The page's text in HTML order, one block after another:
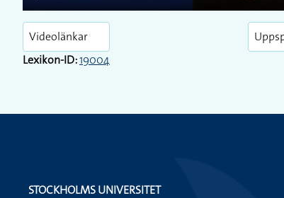
Play
Videolänkar
Lexikon-ID:19004
STOCKHOLMS UNIVERSITET